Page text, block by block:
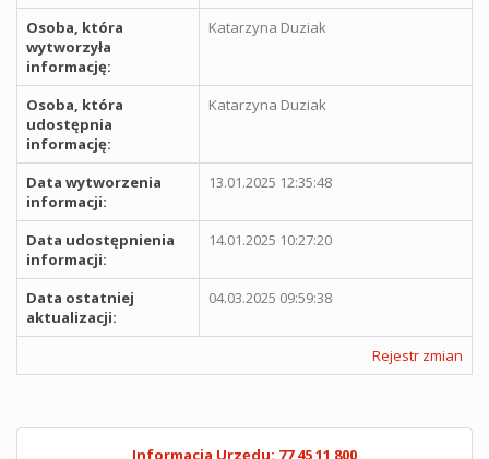
Osoba, która
wytworzyła
informację:
Katarzyna Duziak
Osoba, która
udostępnia
informację:
Katarzyna Duziak
Data wytworzenia
informacji:
13.01.2025 12:35:48
Data udostępnienia
informacji:
14.01.2025 10:27:20
Data ostatniej
aktualizacji:
04.03.2025 09:59:38
Rejestr zmian
Informacja Urzędu: 77 45 11 800